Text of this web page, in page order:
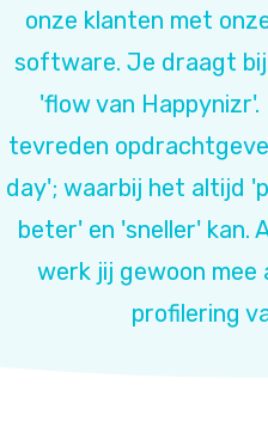
onze klanten met
software. Je draagt
'flow van
tevreden
day'; waarbij het altijd
beter' en 'sneller' kan.
werk jij gewoon mee
profilering